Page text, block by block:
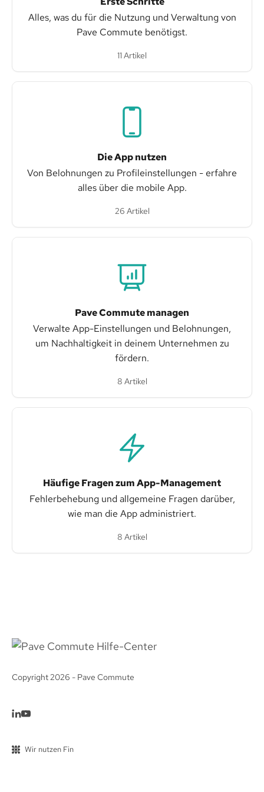
Alles, was du für die Nutzung und Verwaltung von
Pave Commute benötigst.
11 Artikel
Die App nutzen
Von Belohnungen zu Profileinstellungen - erfahre
alles über die mobile App.
26 Artikel
Pave Commute managen
Verwalte App-Einstellungen und Belohnungen,
um Nachhaltigkeit in deinem Unternehmen zu
fördern.
8 Artikel
Häufige Fragen zum App-Management
Fehlerbehebung und allgemeine Fragen darüber,
wie man die App administriert.
8 Artikel
Copyright 2026 - Pave Commute
Wir nutzen Fin